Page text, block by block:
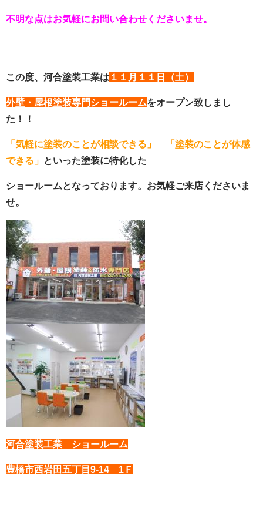
不明な点はお気軽にお問い合わせくださいませ。
この度、河合塗装工業は １１月１１日（土）
外壁・屋根塗装専門ショールームをオープン致しまし
た！！
「気軽に塗装のことが相談できる」
「塗装のことが体感
できる」 といった塗装に特化した
ショールームとなっております。お気軽ご来店くださいま
せ。
河合塗装工業 ショールーム
豊橋市西岩田五丁目9-14 1Ｆ